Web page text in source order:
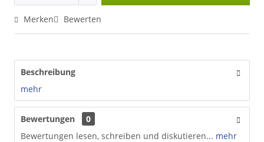
Merken Bewerten
Beschreibung
mehr
Bewertungen
0
Bewertungen lesen, schreiben und diskutieren... mehr